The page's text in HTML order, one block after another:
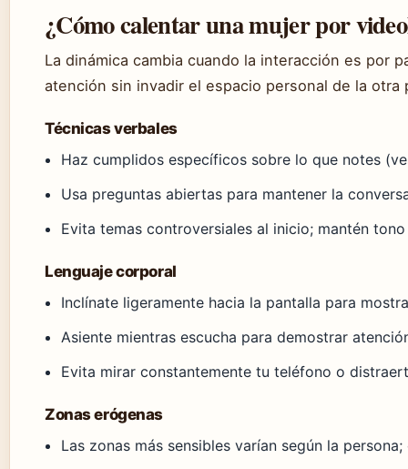
¿Cómo calentar una mujer por
La dinámica cambia cuando la interacción es por
atención sin invadir el espacio personal de la otra
Técnicas verbales
Haz cumplidos específicos sobre lo que notes
Usa preguntas abiertas para mantener la
Evita temas controversiales al inicio; mantén
Lenguaje corporal
Inclínate ligeramente hacia la pantalla para
Asiente mientras escucha para demostrar
Evita mirar constantemente tu teléfono o
Zonas erógenas
Las zonas más sensibles varían según la